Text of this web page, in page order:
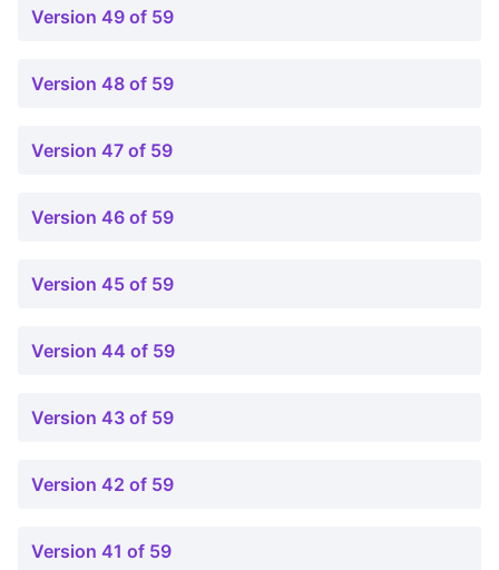
Version 49 of 59
Version 48 of 59
Version 47 of 59
Version 46 of 59
Version 45 of 59
Version 44 of 59
Version 43 of 59
Version 42 of 59
Version 41 of 59